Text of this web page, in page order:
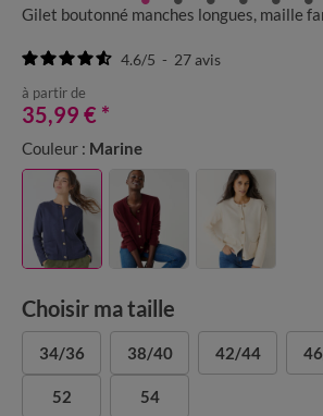
Gilet boutonné manches longues, maille
4.6/5 - 27avis
à partir de
35,99 € *
Couleur : Marine
Choisir ma taille
34/36 38/40 42/44
52 54